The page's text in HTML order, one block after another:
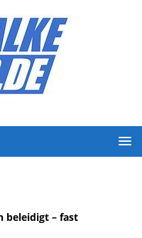
beleidigt – fast